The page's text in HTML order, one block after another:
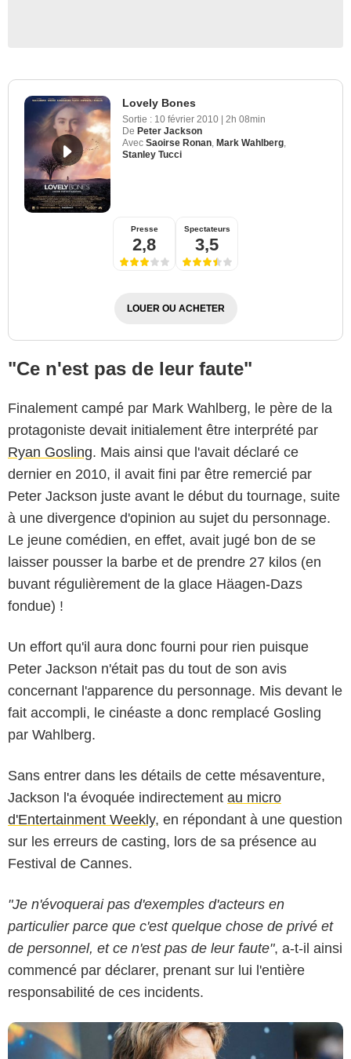
Lovely Bones
Sortie : 10 février 2010 | 2h 08min
De Peter Jackson
Avec Saoirse Ronan Mark Wahlberg
Stanley Tucci
Presse
2,8
Spectateurs
3,5
LOUER OU ACHETER
"Ce n'est pas de leur faute"
Finalement campé par Mark Wahlberg, le père de la
protagoniste devait initialement être interprété par
Ryan Gosling. Mais ainsi que l'avait déclaré ce
dernier en 2010, il avait fini par être remercié par
Peter Jackson juste avant le début du tournage, suite
à une divergence d'opinion au sujet du personnage.
Le jeune comédien, en effet, avait jugé bon de se
laisser pousser la barbe et de prendre 27 kilos (en
buvant régulièrement de la glace Häagen-Dazs
fondue) !
Un effort qu'il aura donc fourni pour rien puisque
Peter Jackson n'était pas du tout de son avis
concernant l'apparence du personnage. Mis devant le
fait accompli, le cinéaste a donc remplacé Gosling
par Wahlberg.
Sans entrer dans les détails de cette mésaventure,
Jackson l'a évoquée indirectement au micro
d'Entertainment Weekly, en répondant à une question
sur les erreurs de casting, lors de sa présence au
Festival de Cannes.
"Je n'évoquerai pas d'exemples d'acteurs en
particulier parce que c'est quelque chose de privé et
de personnel, et ce n'est pas de leur faute", a-t-il ainsi
commencé par déclarer, prenant sur lui l'entière
responsabilité de ces incidents.